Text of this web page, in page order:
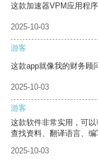
这款加速器VPM应用程
2025-10-03
游客
这款app就像我的财务顾
2025-10-03
游客
这款软件非常实用，可
查找资料、翻译语言、编
2025-10-03